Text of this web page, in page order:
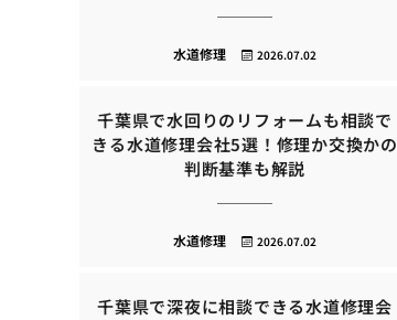
2026.07.02
水道修理
千葉県で水回りのリフォームも相談で
きる水道修理会社5選！修理か交換かの
判断基準も解説
2026.07.02
水道修理
千葉県で深夜に相談できる水道修理会